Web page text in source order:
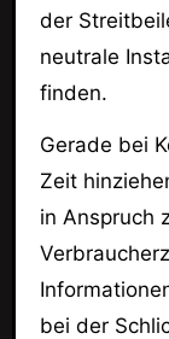
der
neutrale
finden.
Gerade bei
Zeit
in Anspruch
bei der